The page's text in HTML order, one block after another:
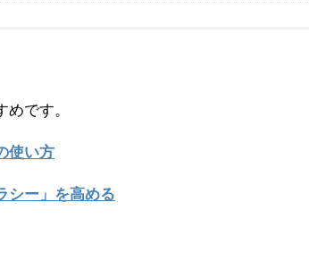
です。
使い方
シー」を高める